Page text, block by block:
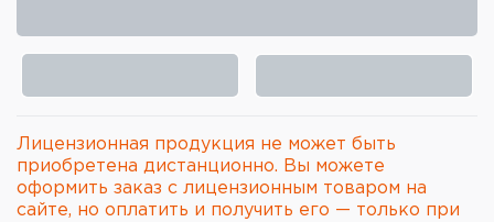
Охотничье снаряжение
Фонари и ЛЦУ
Туристическое снаряжение
Лицензионная продукция не может быть
приобретена дистанционно. Вы можете
оформить заказ с лицензионным товаром на
сайте, но оплатить и получить его — только при